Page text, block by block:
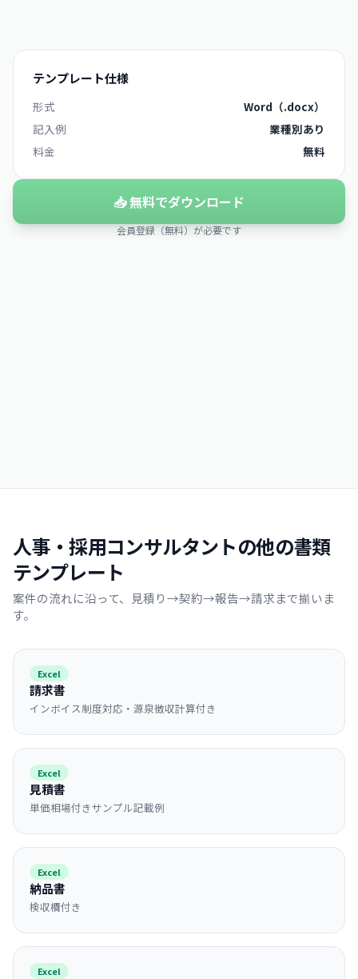
テンプレート仕様
形式
Word（.docx）
記入例
業種別あり
料金
無料
📥 無料でダウンロード
会員登録（無料）が必要です
人事・採用コンサルタントの他の書類
テンプレート
案件の流れに沿って、見積り→契約→報告→請求まで揃いま
す。
Excel
請求書
インボイス制度対応・源泉徴収計算付き
Excel
見積書
単価相場付きサンプル記載例
Excel
納品書
検収欄付き
Excel